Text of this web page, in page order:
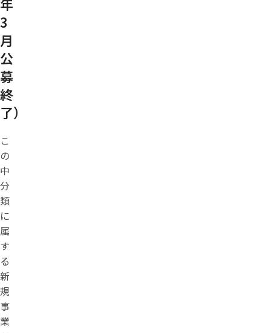
3
月
公
募
終
了）
こ
の
中
分
類
に
属
す
る
新
規
事
業